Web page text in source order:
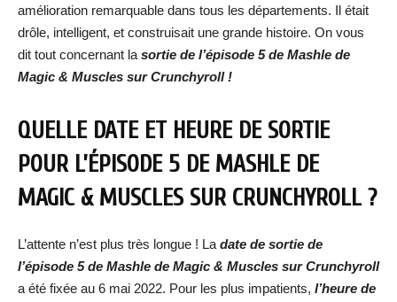
amélioration remarquable dans tous les départements. Il était
drôle, intelligent, et construisait une grande histoire. On vous
dit tout concernant la sortie de l’épisode 5 de Mashle de
Magic & Muscles sur Crunchyroll !
QUELLE DATE ET HEURE DE SORTIE
POUR L’ÉPISODE 5 DE MASHLE DE
MAGIC & MUSCLES SUR CRUNCHYROLL ?
L’attente n’est plus très longue ! La date de sortie de
l’épisode 5 de Mashle de Magic & Muscles sur Crunchyroll
a été fixée au 6 mai 2022. Pour les plus impatients, l’heure de